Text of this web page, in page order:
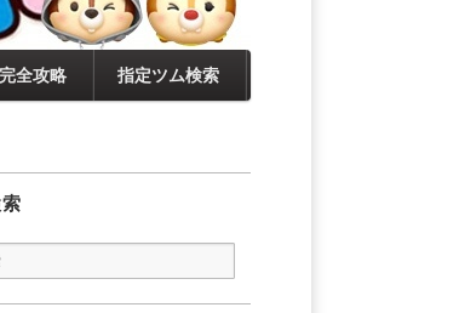
全攻略 指定ツム検索